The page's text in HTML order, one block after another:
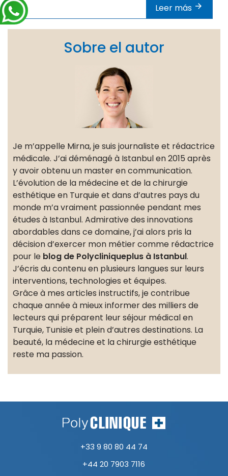
Leer más
Sobre el autor
Je m’appelle Mirna, je suis journaliste et rédactrice
médicale. J’ai déménagé à Istanbul en 2015 après
y avoir obtenu un master en communication.
L’évolution de la médecine et de la chirurgie
esthétique en Turquie et dans d’autres pays du
monde m’a vraiment passionnée pendant mes
études à Istanbul. Admirative des innovations
abordables dans ce domaine, j’ai alors pris la
décision d’exercer mon métier comme rédactrice
pour le blog de Polycliniqueplus à Istanbul.
J’écris du contenu en plusieurs langues sur leurs
interventions, technologies et équipes.
Grâce à mes articles instructifs, je contribue
chaque année à mieux informer des milliers de
lecteurs qui préparent leur séjour médical en
Turquie, Tunisie et plein d’autres destinations. La
beauté, la médecine et la chirurgie esthétique
reste ma passion.
+33 9 80 80 44 74
+44 20 7903 7116